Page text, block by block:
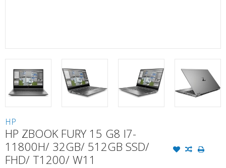
HP
HP ZBOOK FURY 15 G8 I7-
11800H/ 32GB/ 512GB SSD/
FHD/ T1200/ W11